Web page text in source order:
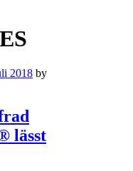
2018 by
lässt